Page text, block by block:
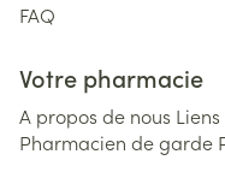
FAQ
Votre pharmacie
A propos de nous
Pharmacien de garde